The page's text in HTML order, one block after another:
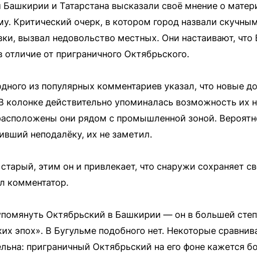
и Татарстана высказали своё мнение о
Критический очерк, в котором город назвали
вызвал недовольство местных. Они настаивают,
отличие от приграничного Октябрьского.
из популярных комментариев указал, что новые
колонке действительно упоминалась возможность их
они рядом с промышленной зоной.
неподалёку, их не заметил.
этим он и привлекает, что снаружи сохраняет
комментатор.
Октябрьский в Башкирии — он в большей
эпох». В Бугульме подобного нет. Некоторые
приграничный Октябрьский на его фоне кажется